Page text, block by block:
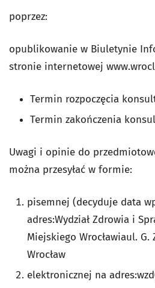
poprzez:
opublikowanie w Biuletynie
stronie internetowej
Termin rozpoczęcia
Termin zakończenia
Uwagi i opinie do
można przesyłać w formie:
pisemnej (decyduje data
adres:Wydział Zdrowia i
Miejskiego Wrocławiaul.
Wrocław
elektronicznej na